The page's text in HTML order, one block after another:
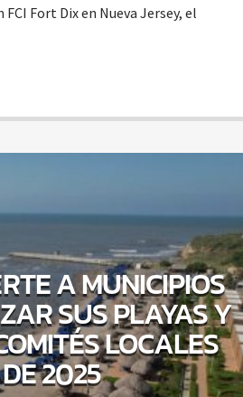
Fort Dix en Nueva Jersey, el
A MUNICIPIOS
SUS PLAYAS Y
LOCALES
2025